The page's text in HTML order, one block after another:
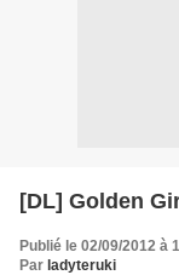
[DL] Golden
Publié le 02/09/2012 à
Par ladyteruki